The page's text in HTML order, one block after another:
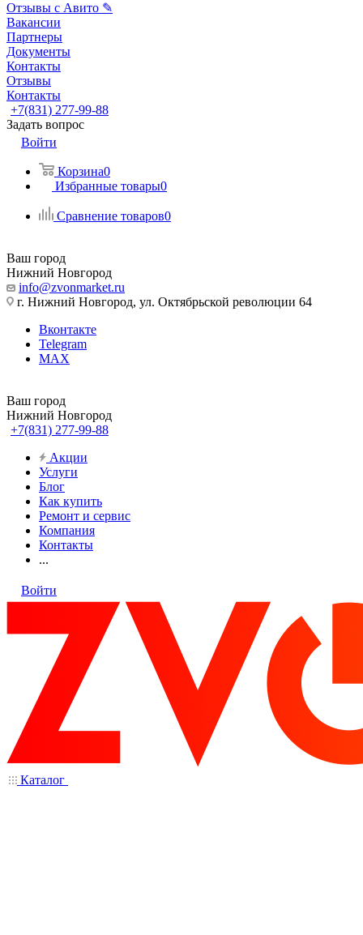
Отзывы с Авито ✎
Вакансии
Партнеры
Документы
Контакты
Отзывы
Контакты
+7(831) 277-99-88
Задать вопрос
Войти
Корзина0
Избранные товары0
Сравнение товаров0
Ваш город
Нижний Новгород
info@zvonmarket.ru
г. Нижний Новгород, ул. Октябрьской революции 64
Вконтакте
Telegram
MAX
Ваш город
Нижний Новгород
+7(831) 277-99-88
Акции
Услуги
Блог
Как купить
Ремонт и сервис
Компания
Контакты
...
Войти
Каталог